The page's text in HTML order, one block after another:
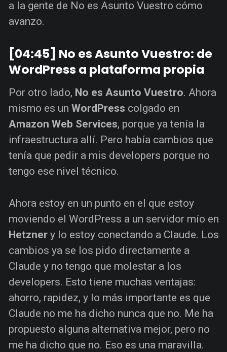
a la gente de No es Asunto Vuestro cómo
avanzo.
[04:45] No es Asunto Vuestro: de
WordPress a plataforma propia
Por otro lado, No es Asunto Vuestro. Ahora
mismo es un WordPress colgado en
Amazon Web Services, porque ya tenía la
infraestructura allí. Pero había cambios que
tenía que pedir a mis developers porque no
tengo ese nivel técnico.
Ahora estoy en un punto en el que estoy
moviendo el WordPress a un servidor mío en
Hetzner y lo estoy conectando a Claude. Los
cambios ya se los pido directamente a
Claude y no tengo que molestar a los
developers. Esto tiene muchas ventajas:
ahorro, rapidez, y lo más importante es que
Claude no me ha dicho nunca que no. Me ha
propuesto alguna alternativa mejor, pero no
me ha dicho que no. Eso es una maravilla.